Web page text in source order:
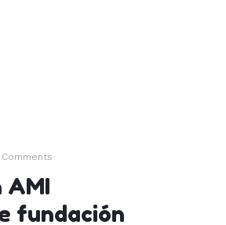
Comments
AMI
fundación